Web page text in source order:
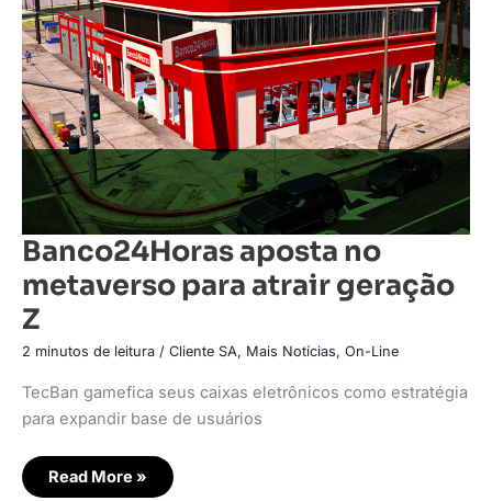
Banco24Horas aposta no
metaverso para atrair geração
Z
2 minutos de leitura / Cliente SA, Mais Notícias, On-Line
TecBan gamefica seus caixas eletrônicos como estratégia
para expandir base de usuários
para
atrair
geração
Z
Read More »